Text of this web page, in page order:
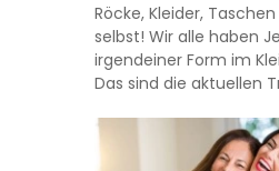
Röcke, Kleider,
selbst! Wir alle haben
irgendeiner Form im
Das sind die aktuellen